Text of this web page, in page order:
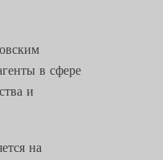
в сфере
и
на